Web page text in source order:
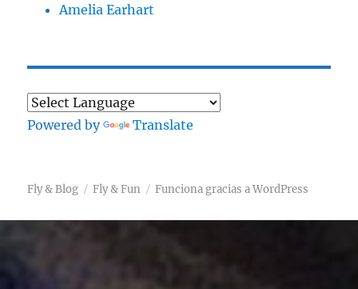
Amelia Earhart
Powered by Translate
Fly & Blog Fly & Fun Funciona gracias a WordPress